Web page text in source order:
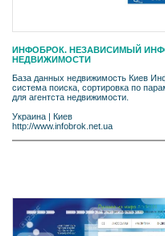
ИНФОБРОК. НЕЗАВИСИМЫЙ
НЕДВИЖИМОСТИ
База данных недвижимость Киев
система поиска, сортировка по
для агентста недвижимости.
Украина | Киев
http://www.infobrok.net.ua